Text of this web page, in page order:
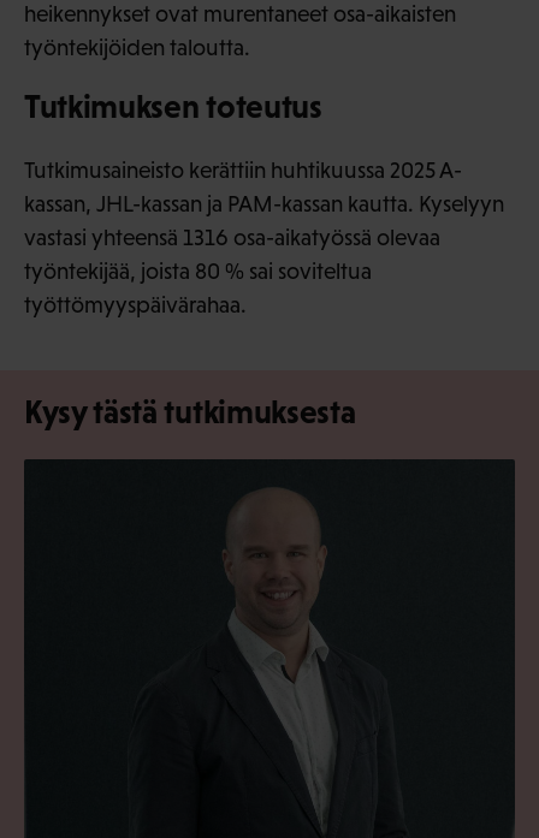
heikennykset ovat murentaneet osa-aikaisten
työntekijöiden taloutta.
Tutkimuksen toteutus
Tutkimusaineisto kerättiin huhtikuussa 2025 A-
kassan, JHL-kassan ja PAM-kassan kautta. Kyselyyn
vastasi yhteensä 1316 osa-aikatyössä olevaa
työntekijää, joista 80 % sai soviteltua
työttömyyspäivärahaa.
Kysy tästä tutkimuksesta